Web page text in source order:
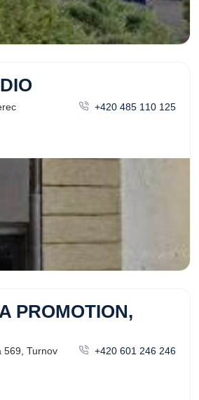
+420 485 110 125
PROMOTION,
569, Turnov
+420 601 246 246